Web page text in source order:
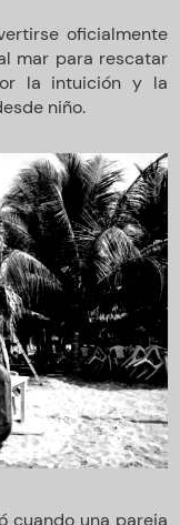
oficialmente
mar para rescatar
la intuición y la
niño.
cuando una pareja